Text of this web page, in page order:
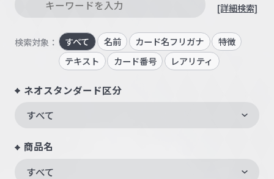
[詳細検索]
検索対象： すべて 名前 カード名フリガナ
特徴
テキスト
カード番号 レアリティ
ネオスタンダード区分
すべて
商品名
すべて